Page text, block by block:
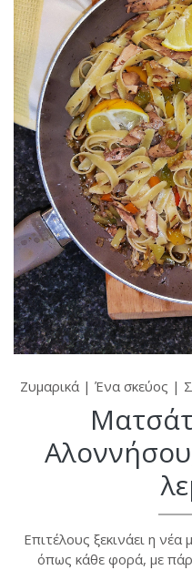
Ζυμαρικά| Ένα σκεύος |
Επιτέλους ξεκινάει η νέα
όπως κάθε φορά, με